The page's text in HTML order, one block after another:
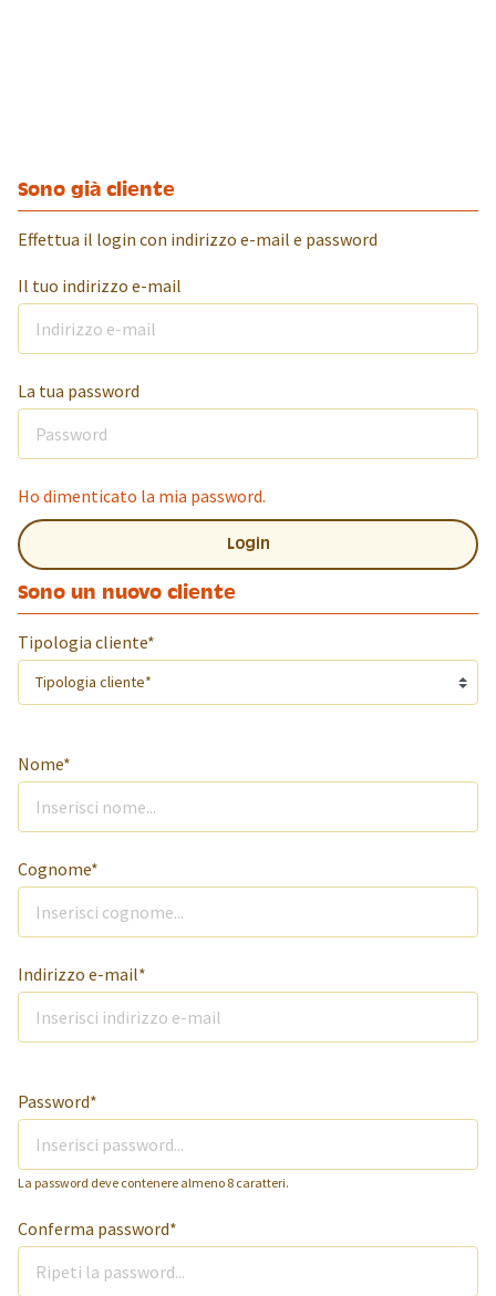
Sono già cliente
Effettua il login con indirizzo e-mail e password
Il tuo indirizzo e-mail
La tua password
Ho dimenticato la mia password.
Login
Sono un nuovo cliente
Tipologia cliente*
Nome*
Cognome*
Indirizzo e-mail*
Password*
La password deve contenere almeno 8 caratteri.
Conferma password*